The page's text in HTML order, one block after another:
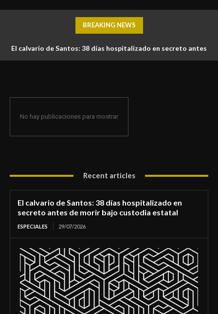
BREAKING NEWS
El calvario de Santos: 38 días hospitalizado en secreto antes
No hay publicaciones para mostrar
Recent articles
El calvario de Santos: 38 días hospitalizado en
secreto antes de morir bajo custodia estatal
ESPECIALES 29/07/2026